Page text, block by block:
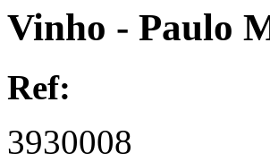
Vinho - Paulo
Ref:
3930008